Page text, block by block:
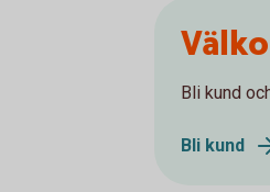
Bli kund
Bli kund